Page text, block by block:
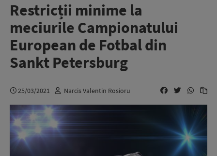
Restricții minime la
meciurile Campionatului
European de Fotbal din
Sankt Petersburg
25/03/2021 Narcis Valentin Rosioru